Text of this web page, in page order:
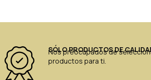
SÓLO PRODUCTOS DE
Nos preocupados de
productos para ti.